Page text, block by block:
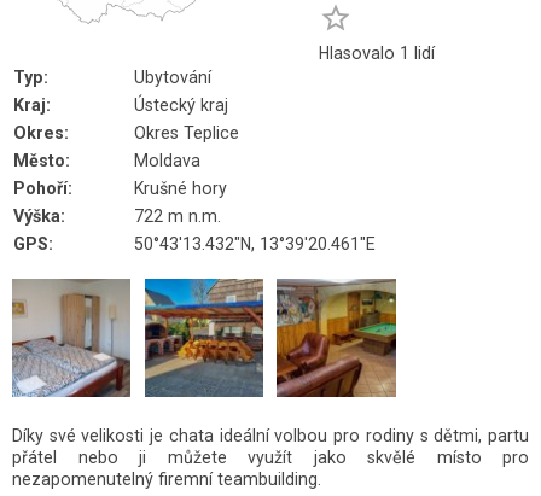

Hlasovalo 1 lidí
Typ:
Ubytování
Kraj:
Ústecký kraj
Okres:
Okres Teplice
Město:
Moldava
Pohoří:
Krušné hory
Výška:
722 m n.m.
GPS:
50°43'13.432"N, 13°39'20.461"E
Díky své velikosti je chata ideální volbou pro rodiny s dětmi, partu
přátel nebo ji můžete využít jako skvělé místo pro
nezapomenutelný firemní teambuilding.